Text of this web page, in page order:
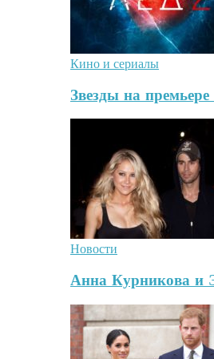
Кино и сериалы
Звезды на
Новости
Анна Курникова и